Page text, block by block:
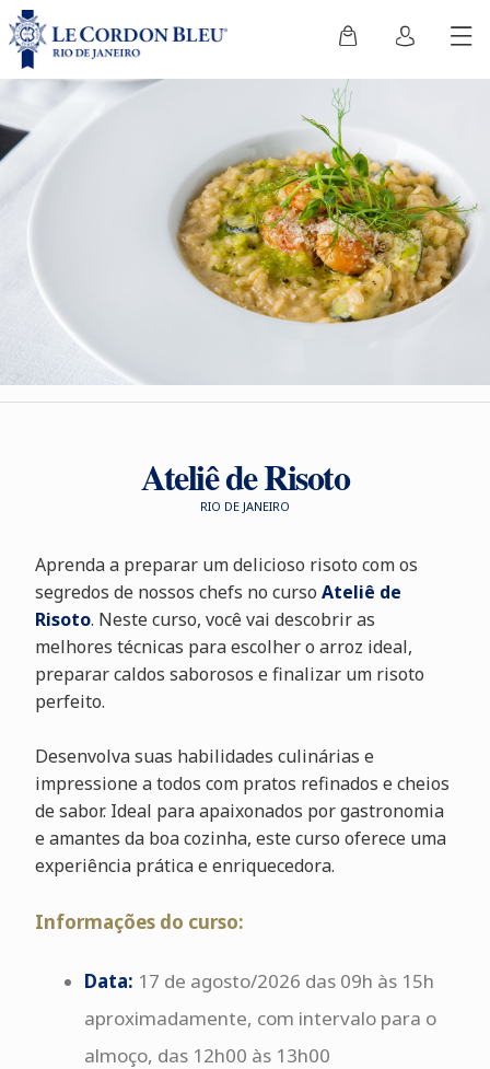
Ateliê de Risoto
RIO DE JANEIRO
Aprenda a preparar um delicioso risoto com os
segredos de nossos chefs no curso Ateliê de
Risoto. Neste curso, você vai descobrir as
melhores técnicas para escolher o arroz ideal,
preparar caldos saborosos e finalizar um risoto
perfeito.
Desenvolva suas habilidades culinárias e
impressione a todos com pratos refinados e cheios
de sabor. Ideal para apaixonados por gastronomia
e amantes da boa cozinha, este curso oferece uma
experiência prática e enriquecedora.
Informações do curso:
Data: 17 de agosto/2026 das 09h às 15h
aproximadamente, com intervalo para o
almoço, das 12h00 às 13h00